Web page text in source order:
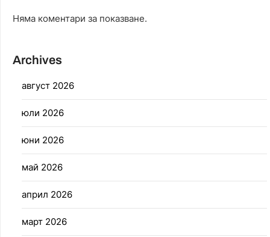
Няма коментари за показване.
Archives
август 2026
юли 2026
юни 2026
май 2026
април 2026
март 2026